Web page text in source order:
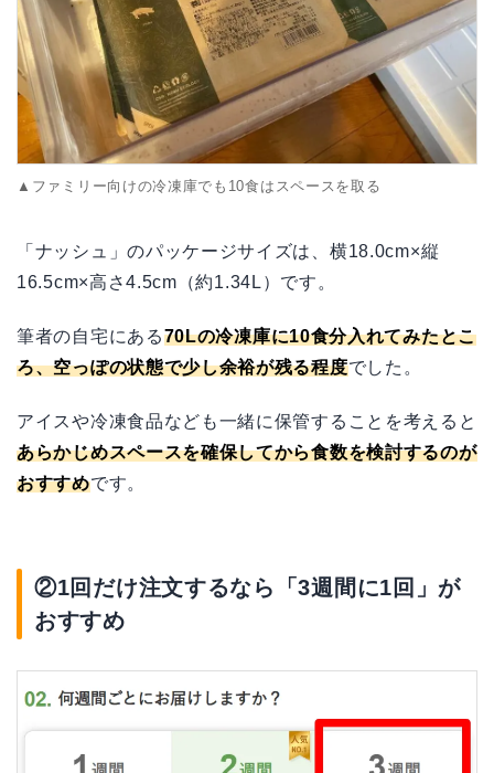
▲ファミリー向けの冷凍庫でも10食はスペースを取る
「ナッシュ」のパッケージサイズは、横18.0cm×縦
16.5cm×高さ4.5cm（約1.34L）です。
筆者の自宅にある70Lの冷凍庫に10食分入れてみたとこ
ろ、空っぽの状態で少し余裕が残る程度でした。
アイスや冷凍食品なども一緒に保管することを考えると
あらかじめスペースを確保してから食数を検討するのが
おすすめです。
②1回だけ注文するなら「3週間に1回」が
おすすめ